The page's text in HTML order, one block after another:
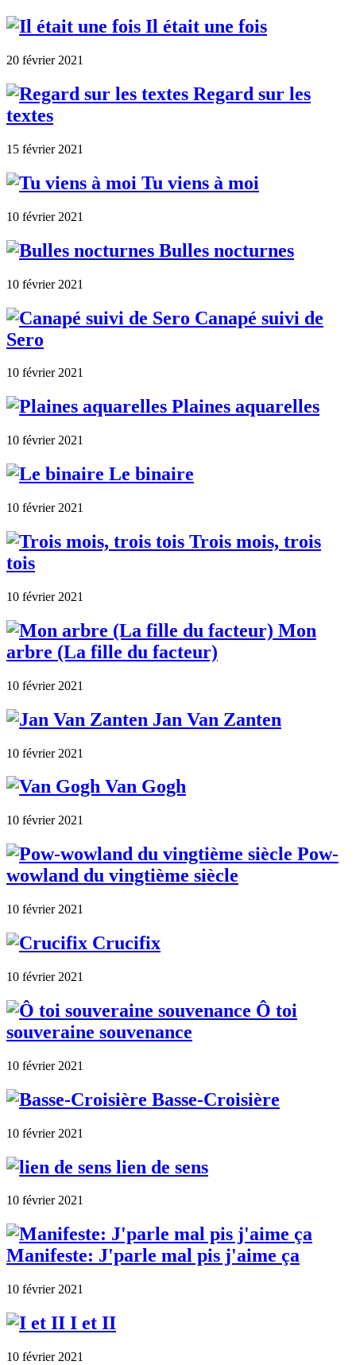
Il était une fois
20 février 2021
Regard sur les
textes
15 février 2021
Tu viens à moi
10 février 2021
Bulles nocturnes
10 février 2021
Canapé suivi de
Sero
10 février 2021
Plaines aquarelles
10 février 2021
Le binaire
10 février 2021
Trois mois, trois
tois
10 février 2021
Mon
arbre (La fille du facteur)
10 février 2021
Jan Van Zanten
10 février 2021
Van Gogh
10 février 2021
Pow-
wowland du vingtième siècle
10 février 2021
Crucifix
10 février 2021
Ô toi
souveraine souvenance
10 février 2021
Basse-Croisière
10 février 2021
lien de sens
10 février 2021
Manifeste: J'parle mal pis j'aime ça
10 février 2021
I et II
10 février 2021